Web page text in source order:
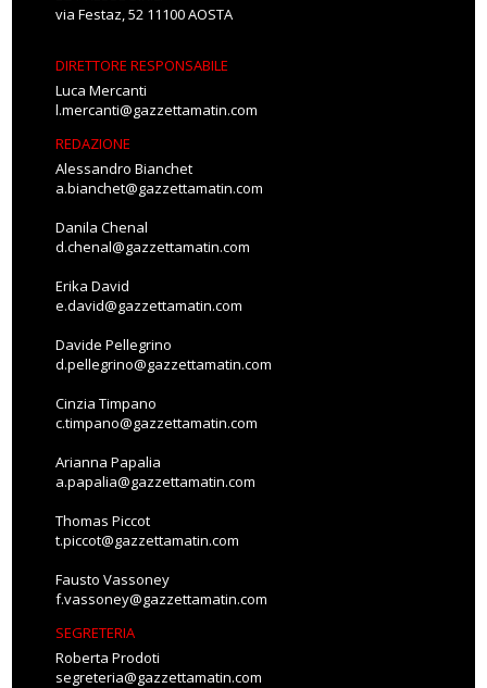
via Festaz, 52 11100 AOSTA
DIRETTORE RESPONSABILE
Luca Mercanti
l.mercanti@gazzettamatin.com
REDAZIONE
Alessandro Bianchet
a.bianchet@gazzettamatin.com
Danila Chenal
d.chenal@gazzettamatin.com
Erika David
e.david@gazzettamatin.com
Davide Pellegrino
d.pellegrino@gazzettamatin.com
Cinzia Timpano
c.timpano@gazzettamatin.com
Arianna Papalia
a.papalia@gazzettamatin.com
Thomas Piccot
t.piccot@gazzettamatin.com
Fausto Vassoney
f.vassoney@gazzettamatin.com
SEGRETERIA
Roberta Prodoti
segreteria@gazzettamatin.com